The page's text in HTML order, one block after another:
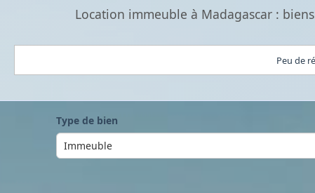
Location immeuble à Madagascar :
Peu de
Type de bien